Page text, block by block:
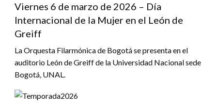
Viernes 6 de marzo de 2026 – Día
Internacional de la Mujer en el León de
Greiff
La Orquesta Filarmónica de Bogotá se presenta en el
auditorio León de Greiff de la Universidad Nacional sede
Bogotá, UNAL.